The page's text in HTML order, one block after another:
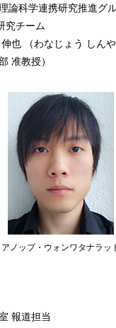
論科学連携研究推進グ
究チーム
也 （わなじょう しんや
准教授）
アノップ・ウォンワタナラッ
報道担当